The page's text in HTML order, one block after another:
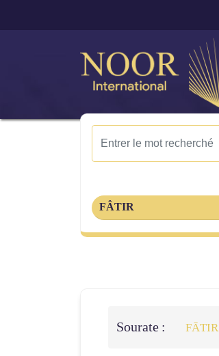
FÂTIR
Sourate : FĀTIR